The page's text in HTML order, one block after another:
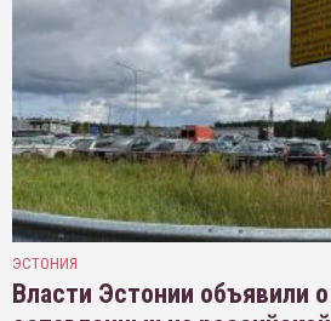
ЭСТОНИЯ
Власти Эстонии объявили